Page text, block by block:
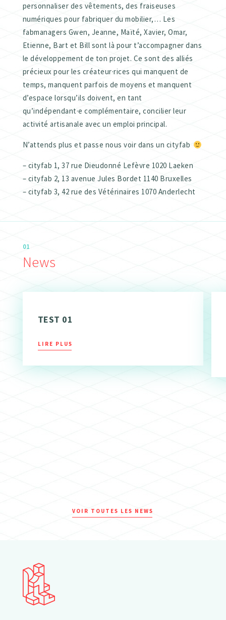
personnaliser des vêtements, des fraiseuses
numériques pour fabriquer du mobilier,… Les
fabmanagers Gwen, Jeanne, Maïté, Xavier, Omar,
Etienne, Bart et Bill sont là pour t’accompagner dans
le développement de ton projet. Ce sont des alliés
précieux pour les créateur·rices qui manquent de
temps, manquent parfois de moyens et manquent
d’espace lorsqu’ils doivent, en tant
qu’indépendant·e complémentaire, concilier leur
activité artisanale avec un emploi principal.
N’attends plus et passe nous voir dans un cityfab
– cityfab 1, 37 rue Dieudonné Lefèvre 1020 Laeken
– cityfab 2, 13 avenue Jules Bordet 1140 Bruxelles
– cityfab 3, 42 rue des Vétérinaires 1070 Anderlecht
01
News
TEST 01
LIRE PLUS
VOIR TOUTES LES NEWS